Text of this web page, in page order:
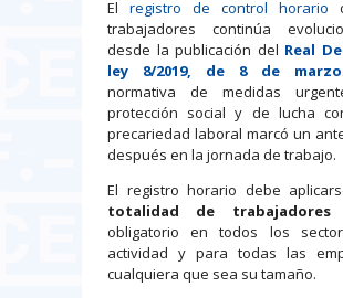
El registro de control horario
trabajadores continúa
desde la publicación del Real
ley 8/2019, de 8 de marzo
normativa de medidas
protección social y de lucha
precariedad laboral marcó un
después en la jornada de trabajo.
El registro horario debe
totalidad de trabajadores
obligatorio en todos los
actividad y para todas las
cualquiera que sea su tamaño.